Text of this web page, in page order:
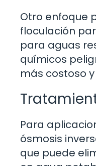
Otro enfoque
floculación
para aguas
químicos
más costoso
Para
ósmosis
que puede